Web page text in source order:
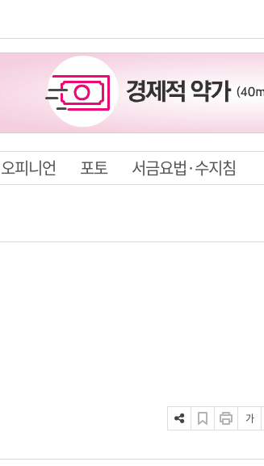
오피니언 포토 서금요법·수지침
가